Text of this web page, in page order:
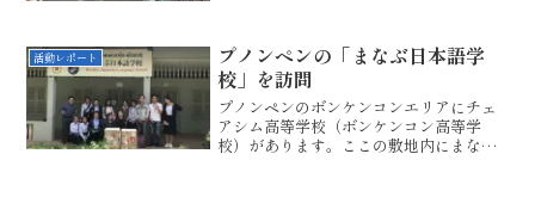
は、ホテルやラウンジ等でのサービ...
活動レポート
プノンペンの「まなぶ日本語学
校」を訪問
プノンペンのボンケンコンエリアにチェ
アシム高等学校（ボンケンコン高等学
校）があります。ここの敷地内にまなぶ